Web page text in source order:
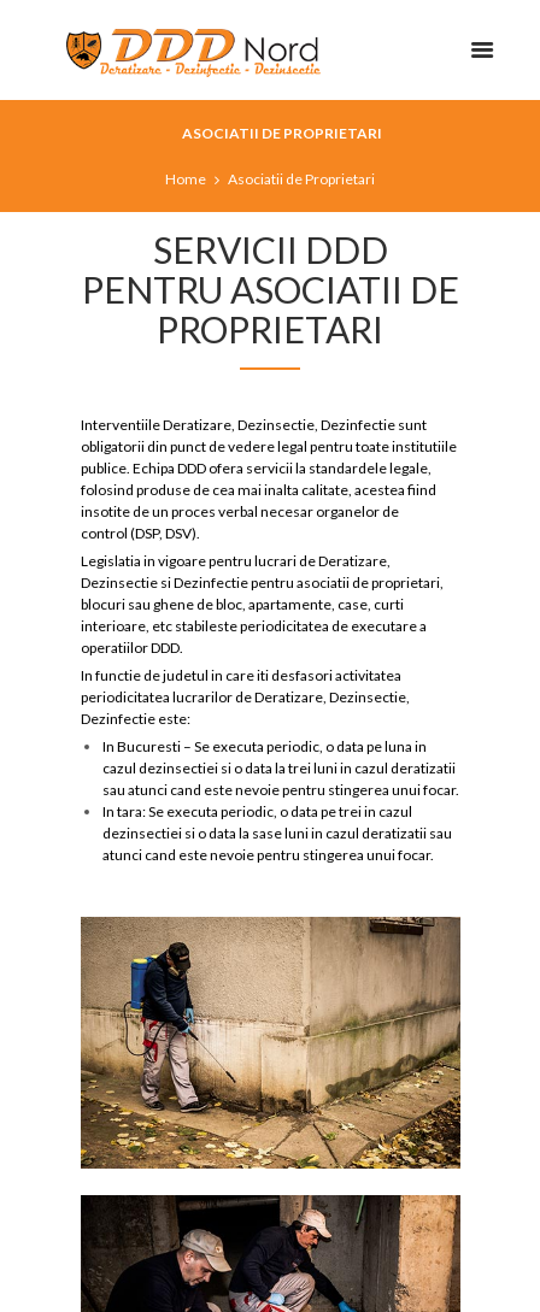
ASOCIATII DE PROPRIETARI
Home Asociatii de Proprietari
SERVICII DDD
PENTRU ASOCIATII DE
PROPRIETARI
Interventiile Deratizare, Dezinsectie, Dezinfectie sunt
obligatorii din punct de vedere legal pentru toate institutiile
publice. Echipa DDD ofera servicii la standardele legale,
folosind produse de cea mai inalta calitate, acestea fiind
insotite de un proces verbal necesar organelor de
control (DSP, DSV).
Legislatia in vigoare pentru lucrari de Deratizare,
Dezinsectie si Dezinfectie pentru asociatii de proprietari,
blocuri sau ghene de bloc, apartamente, case, curti
interioare, etc stabileste periodicitatea de executare a
operatiilor DDD.
In functie de judetul in care iti desfasori activitatea
periodicitatea lucrarilor de Deratizare, Dezinsectie,
Dezinfectie este:
In Bucuresti – Se executa periodic, o data pe luna in
cazul dezinsectiei si o data la trei luni in cazul deratizatii
sau atunci cand este nevoie pentru stingerea unui focar.
In tara: Se executa periodic, o data pe trei in cazul
dezinsectiei si o data la sase luni in cazul deratizatii sau
atunci cand este nevoie pentru stingerea unui focar.